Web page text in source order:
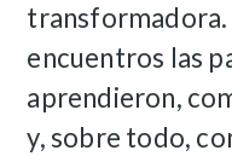
encuentros las
aprendieron,
y, sobre todo,